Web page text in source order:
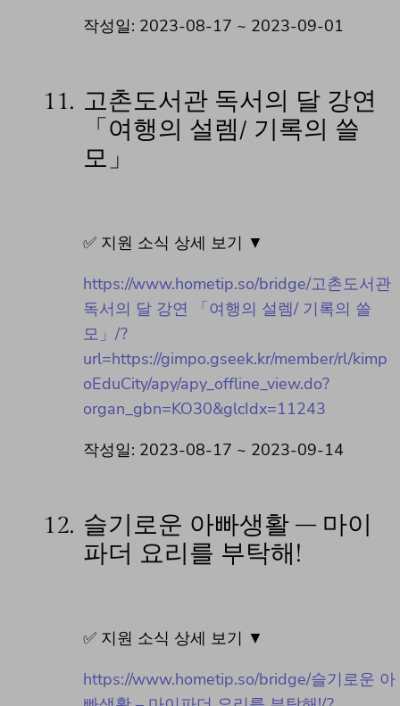
작성일: 2023-08-17 ~ 2023-09-01
11. 고촌도서관 독서의 달 강연
「여행의 설렘/ 기록의 쓸
모」
✅ 지원 소식 상세 보기 ▼
https://www.hometip.so/bridge/고촌도서관
독서의 달 강연 「여행의 설렘/ 기록의 쓸
모」/?
url=https://gimpo.gseek.kr/member/rl/kimp
oEduCity/apy/apy_offline_view.do?
organ_gbn=KO30&glcIdx=11243
작성일: 2023-08-17 ~ 2023-09-14
12. 슬기로운 아빠생활 – 마이
파더 요리를 부탁해!
✅ 지원 소식 상세 보기 ▼
https://www.hometip.so/bridge/슬기로운 아